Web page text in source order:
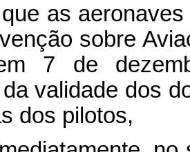
as
sobre
7 de
validade dos
dos pilotos,